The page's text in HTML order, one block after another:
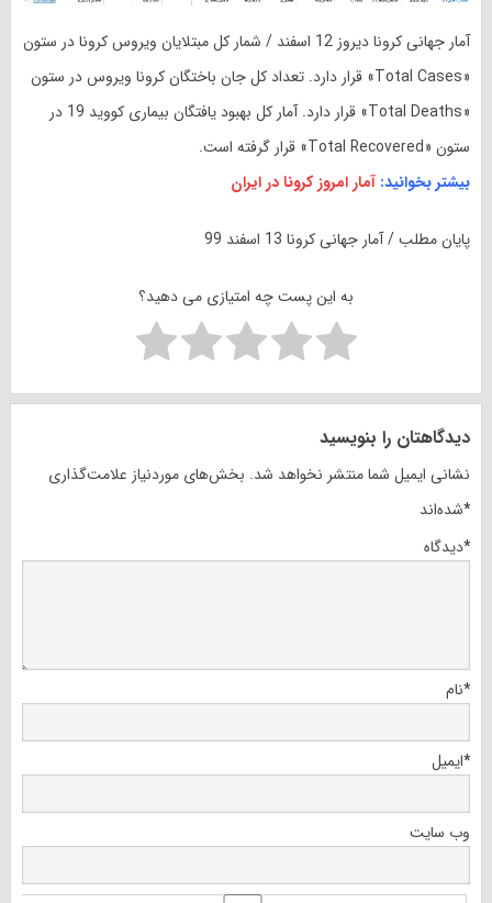
آمار جهانی کرونا دیروز 12 اسفند / شمار کل مبتلایان ویروس کرونا در ستون
«Total Cases» قرار دارد. تعداد کل جان باختگان کرونا ویروس در ستون
«Total Deaths» قرار دارد. آمار کل بهبود یافتگان بیماری کووید 19 در
ستون «Total Recovered» قرار گرفته است.
بیشتر بخوانید: آمار امروز کرونا در ایران
پایان مطلب / آمار جهانی کرونا 13 اسفند 99
به این پست چه امتیازی می دهید؟
دیدگاهتان را بنویسید
نشانی ایمیل شما منتشر نخواهد شد. بخش‌های موردنیاز علامت‌گذاری
شده‌اند*
دیدگاه*
نام*
ایمیل*
وب‌ سایت